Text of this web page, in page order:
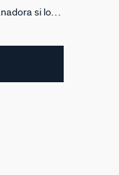
si lo
te eleve